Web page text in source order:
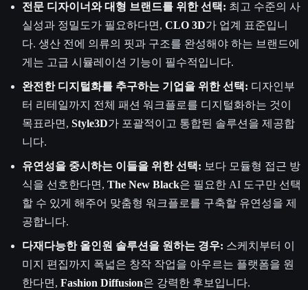
전문 디자이너와 대형 브랜드를 위한 선택: 최고 수준의 사
실성과 정밀도가 필요하다면, CLO 3D가 업계 표준입니
다. 생산 전에 의류의 핏과 구조를 완성해야 하는 브랜드에
게는 고급 시뮬레이션 기능이 필수적입니다.
완전한 디지털화를 추구하는 기업을 위한 선택: 디자인부
터 리테일까지 전체 패션 워크플로를 디지털화하는 것이
목표라면, Style3D가 포괄적이고 통합된 솔루션을 제공합
니다.
유연성을 중시하는 이들을 위한 선택: 보다 모듈형 접근 방
식을 선호한다면, The New Black은 필요한 AI 도구만 선택
할 수 있게 해주어 맞춤형 워크플로를 구축할 유연성을 제
공합니다.
다재다능한 올인원 솔루션을 원하는 경우: 스케치부터 이
미지 편집까지 폭넓은 창작 작업을 아우르는 플랫폼을 원
한다면, Fashion Diffusion은 강력한 후보입니다.